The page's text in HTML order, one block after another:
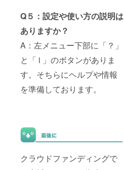
Q５：設定や使い方の説明は
ありますか？
A：左メニュー下部に「？」
と「 i 」のボタンがありま
す。そちらにヘルプや情報
を準備しております。
クラウドファンディングで